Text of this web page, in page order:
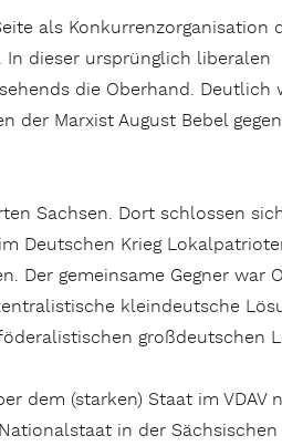
als Konkurrenzorganisation
In dieser ursprünglich liberalen
die Oberhand. Deutlich
der Marxist August Bebel
Sachsen. Dort schlossen
Deutschen Krieg
Der gemeinsame Gegner war
kleindeutsche
großdeutschen
dem (starken) Staat im VDAV
in der Sächsischen